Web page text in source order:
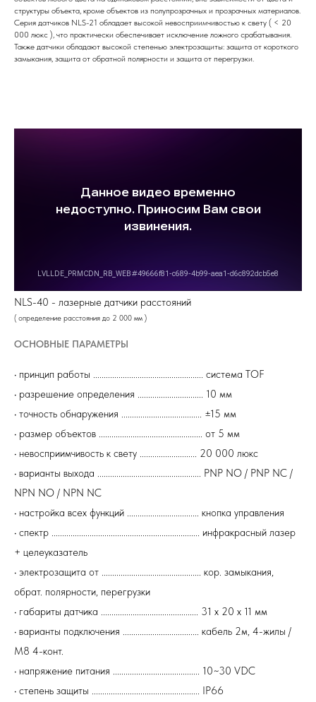
структуры объекта, кроме объектов из полупрозрачных и прозрачных материалов.
Серия датчиков NLS-21 обладает высокой невосприимчивостью к свету ( < 20
000 люкс ), что практически обеспечивает исключение ложного срабатывания.
Также датчики обладают высокой степенью электрозащиты: защита от короткого
замыкания, защита от обратной полярности и защита от перегрузки.
NLS-40 - лазерные датчики расстояний
( определение расстояния до 2 000 мм )
ОСНОВНЫЕ ПАРАМЕТРЫ
• принцип работы .................................................... система TOF
• разрешение определения ............................... 10 мм
• точность обнаружения ...................................... ±15 мм
• размер объектов ................................................. от 5 мм
• невосприимчивость к свету ........................... 20 000 люкс
• варианты выхода ................................................. PNP NO / PNP NC /
NPN NO / NPN NC
• настройка всех функций .................................. кнопка управления
• спектр ...................................................................... инфракрасный лазер
+ целеуказатель
• электрозащита от ............................................... кор. замыкания,
обрат. полярности, перегрузки
• габариты датчика .............................................. 31 х 20 х 11 мм
• варианты подключения .................................... кабель 2м, 4-жилы /
М8 4-конт.
• напряжение питания ......................................... 10~30 VDC
• степень защиты ................................................... IP66